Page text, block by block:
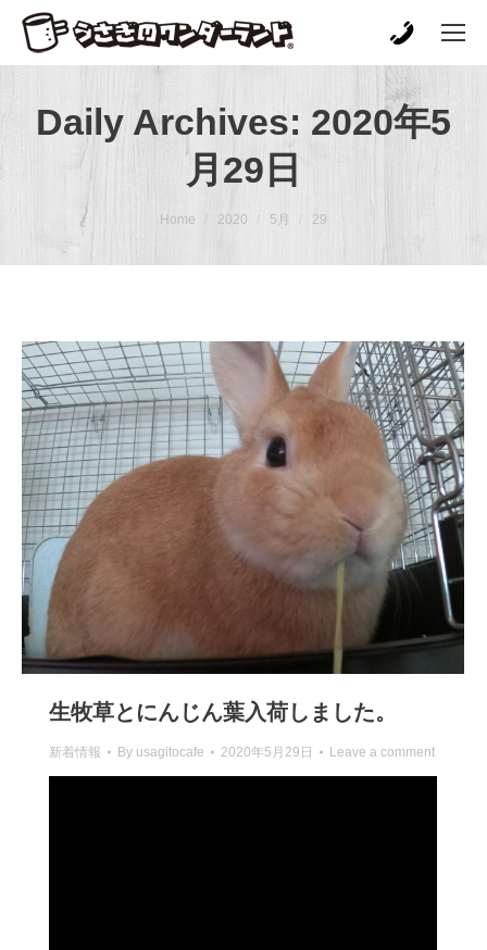
Daily Archives: 2020年5
月29日
You are here: Home 2020 5月 29
生牧草とにんじん葉入荷しました。
新着情報 By usagitocafe 2020年5月29日 Leave a comment